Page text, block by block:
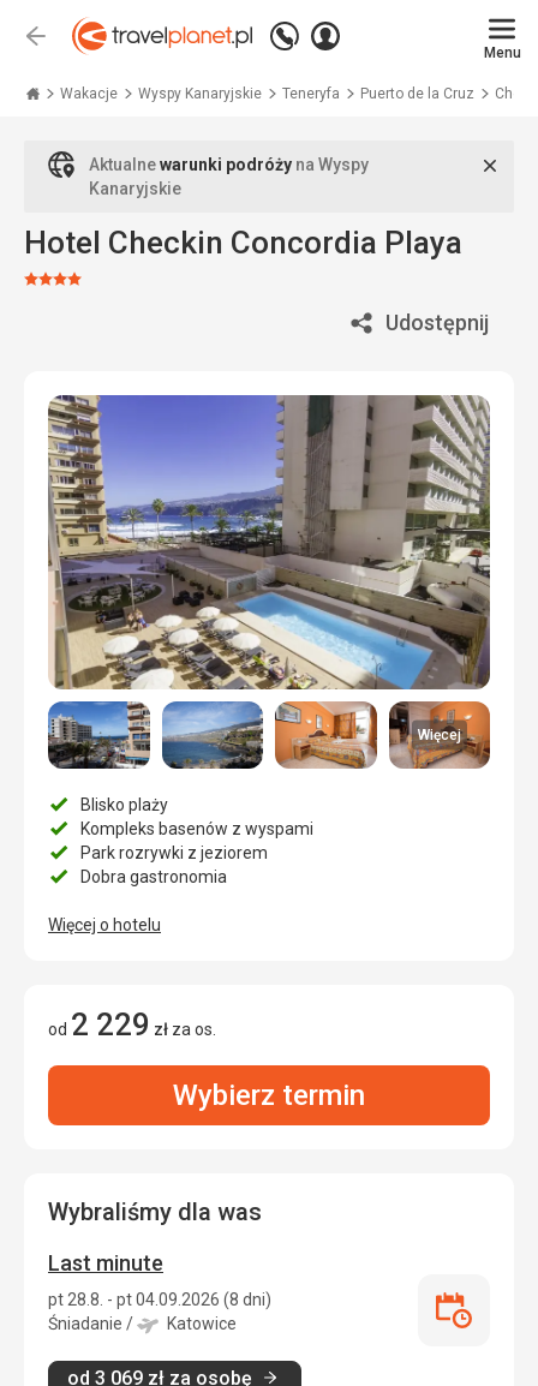
Wstecz
Zadzwoń
+48
771
Zaloguj
Menu
Wakacje Wyspy Kanaryjskie Teneryfa Puerto de la Cruz
Aktualnewarunki podróży na Wyspy
Kanaryjskie
Hotel Checkin Concordia Playa
Ocena:
Udostępnij
Więcej
Blisko plaży
Kompleks basenów z wyspami
Park rozrywki z jeziorem
Dobra gastronomia
Więcej o hotelu
od 2 229 zł za os.
Wybierz termin
Wybraliśmy dla was
Last minute
pt 28.8. - pt 04.09.2026 (8 dni)
Śniadanie / Katowice
od 3 069 zł za osobę
Last